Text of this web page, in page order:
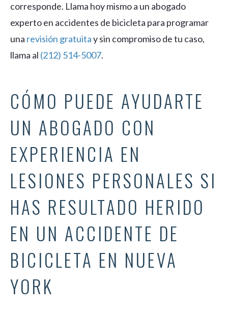
corresponde. Llama hoy mismo a un abogado
experto en accidentes de bicicleta para programar
una revisión gratuitay sin compromiso de tu caso,
llama al (212) 514-5007.
CÓMO PUEDE AYUDARTE
UN ABOGADO CON
EXPERIENCIA EN
LESIONES PERSONALES SI
HAS RESULTADO HERIDO
EN UN ACCIDENTE DE
BICICLETA EN NUEVA
YORK